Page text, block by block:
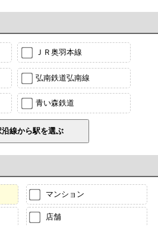
ＪＲ奥羽本線
弘南鉄道弘南線
青い森鉄道
マンション
店舗